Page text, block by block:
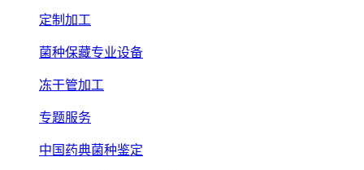
定制加工
菌种保藏专业设备
冻干管加工
专题服务
中国药典菌种鉴定